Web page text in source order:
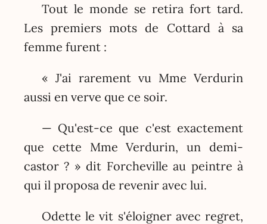
Tout le monde se retira fort tard.
Les premiers mots de Cottard à sa
femme furent :
« J'ai rarement vu Mme Verdurin
aussi en verve que ce soir.
— Qu'est-ce que c'est exactement
que cette Mme Verdurin, un demi-
castor ? » dit Forcheville au peintre à
qui il proposa de revenir avec lui.
Odette le vit s'éloigner avec regret,